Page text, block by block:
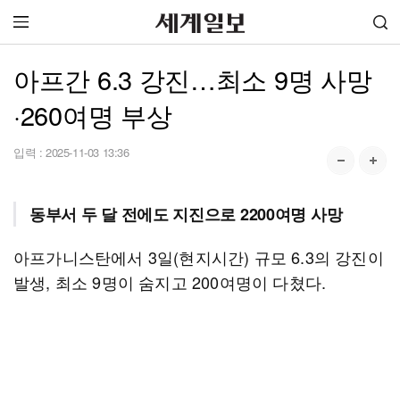
아프간 6.3 강진…최소 9명 사망
·260여명 부상
입력 : 2025-11-03 13:36
동부서 두 달 전에도 지진으로 2200여명 사망
아프가니스탄에서 3일(현지시간) 규모 6.3의 강진이
발생, 최소 9명이 숨지고 200여명이 다쳤다.